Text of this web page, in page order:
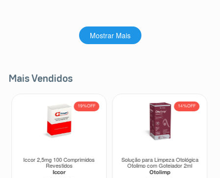
Mostrar Mais
Mais Vendidos
19%OFF
Iccor 2,5mg 100 Comprimidos
Revestidos
Iccor
14%OFF
Solução para Limpeza Otológica
Otolimp com Gotejador 2ml
Otolimp